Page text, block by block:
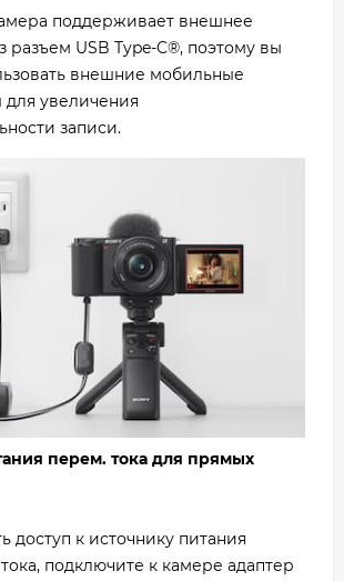
поддерживает внешнее
разъем USB Type-C®, поэтому вы
внешние мобильные
для увеличения
записи.
перем. тока для прямых
доступ к источнику питания
подключите к камере адаптер